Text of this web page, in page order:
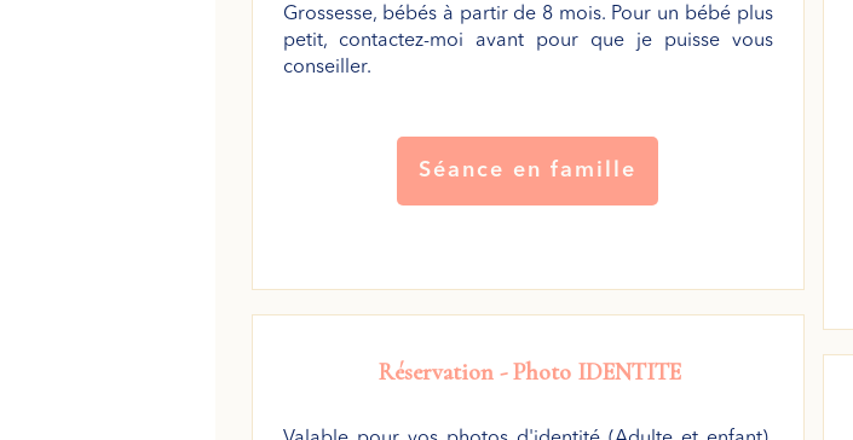
Grossesse, bébés à partir de 8 mois. Pour un bébé plus
petit, contactez-moi avant pour que je puisse vous
conseiller.
Séance en famille
Réservation - Photo IDENTITE